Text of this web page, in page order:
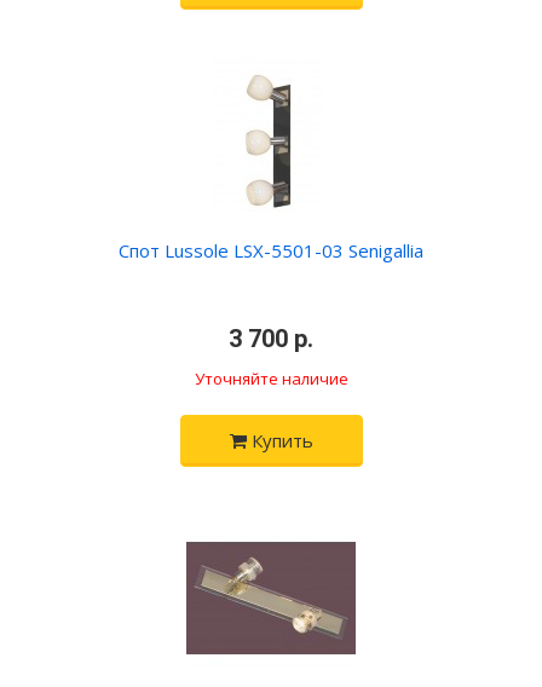
Спот Lussole LSX-5501-03 Senigallia
3 700 р.
Уточняйте наличие
Купить